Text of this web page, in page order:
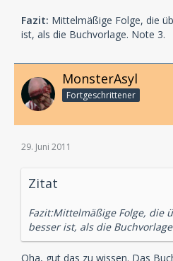
Fazit: Mittelmäßige Folge, die
ist, als die Buchvorlage. Note 3.
MonsterAsyl
Fortgeschrittener
29. Juni 2011
Zitat
Fazit:Mittelmäßige Folge, die
besser ist, als die
Oha, gut das zu wissen. Das